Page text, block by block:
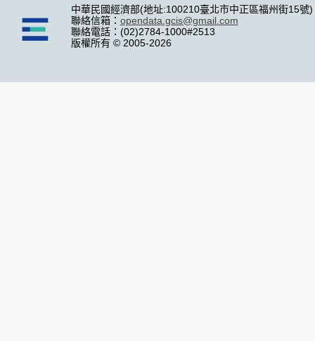
中華民國經濟部(地址:100210臺北市中正區福州街15號)
聯絡信箱： opendata.gcis@gmail.com
聯絡電話：(02)2784-1000#2513
版權所有 © 2005-2026